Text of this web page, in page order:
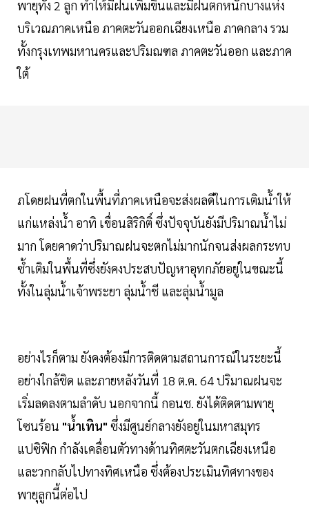
พายุทั้ง 2 ลูก ทำให้มีฝนเพิ่มขึ้นและมีฝนตกหนักบางแห่ง
บริเวณภาคเหนือ ภาคตะวันออกเฉียงเหนือ ภาคกลาง รวม
ทั้งกรุงเทพมหานครและปริมณฑล ภาคตะวันออก และภาค
ใต้
ภโดยฝนที่ตกในพื้นที่ภาคเหนือจะส่งผลดีในการเติมน้ำให้
แก่แหล่งน้ำ อาทิ เขื่อนสิริกิติ์ ซึ่งปัจจุบันยังมีปริมาณน้ำไม่
มาก โดยคาดว่าปริมาณฝนจะตกไม่มากนักจนส่งผลกระทบ
ซ้ำเติมในพื้นที่ซึ่งยังคงประสบปัญหาอุทกภัยอยู่ในขณะนี้
ทั้งในลุ่มน้ำเจ้าพระยา ลุ่มน้ำชี และลุ่มน้ำมูล
อย่างไรก็ตาม ยังคงต้องมีการติดตามสถานการณ์ในระยะนี้
อย่างใกล้ชิด และภายหลังวันที่ 18 ต.ค. 64 ปริมาณฝนจะ
เริ่มลดลงตามลำดับ นอกจากนี้ กอนช. ยังได้ติดตามพายุ
โซนร้อน "น้ำเทิน" ซึ่งมีศูนย์กลางยังอยู่ในมหาสมุทร
แปซิฟิก กำลังเคลื่อนตัวทางด้านทิศตะวันตกเฉียงเหนือ
และวกกลับไปทางทิศเหนือ ซึ่งต้องประเมินทิศทางของ
พายุลูกนี้ต่อไป